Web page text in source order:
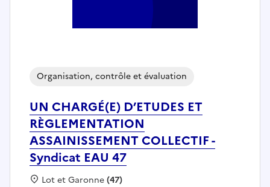
UN CHARGÉ(E) D’ETUDES ET
RÈGLEMENTATION
ASSAINISSEMENT COLLECTIF -
Syndicat EAU 47
Organisation, contrôle et évaluation
Localisation :
Lot et Garonne(47)